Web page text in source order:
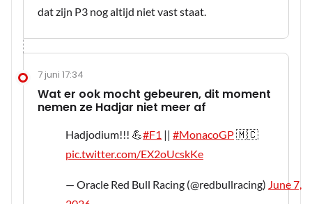
dat zijn P3 nog altijd niet vast staat.
7 juni 17:34
Wat er ook mocht gebeuren, dit moment
nemen ze Hadjar niet meer af
Hadjodium!!! 💪#F1 || #MonacoGP🇲🇨
pic.twitter.com/EX2oUcskKe
— Oracle Red Bull Racing (@redbullracing) June 7,